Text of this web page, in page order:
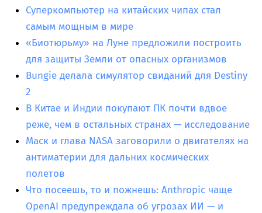
Суперкомпьютер на китайских чипах стал
самым мощным в мире
«Биотюрьму» на Луне предложили построить
для защиты Земли от опасных организмов
Bungie делала симулятор свиданий для Destiny
2
В Китае и Индии покупают ПК почти вдвое
реже, чем в остальных странах — исследование
Маск и глава NASA заговорили о двигателях на
антиматерии для дальних космических
полетов
Что посеешь, то и пожнешь: Anthropic чаще
OpenAI предупреждала об угрозах ИИ — и